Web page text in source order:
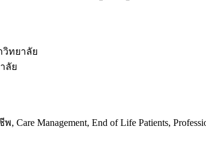
ทยาลัย
ลัย
Management, End of Life Patients,